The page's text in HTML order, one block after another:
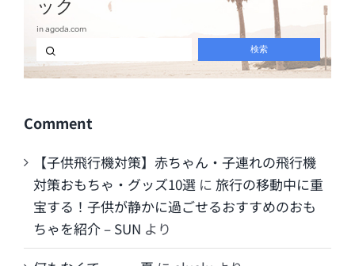
Comment
【子供飛行機対策】赤ちゃん・子連れの飛行機
対策おもちゃ・グッズ10選 に 旅行の移動中に重
宝する！子供が静かに過ごせるおすすめのおも
ちゃを紹介 – SUN より